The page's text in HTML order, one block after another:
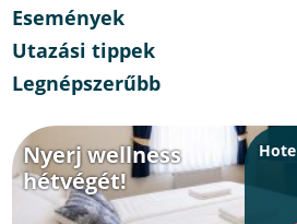
Események
Utazási tippek
Legnépszerűbb
Nyerj wellness
hétvégét!